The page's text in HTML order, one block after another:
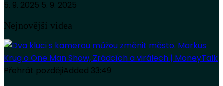
5. 9. 2025 5. 9. 2025
Nejnovější videa
Přehrát pozdějiAdded 33:49